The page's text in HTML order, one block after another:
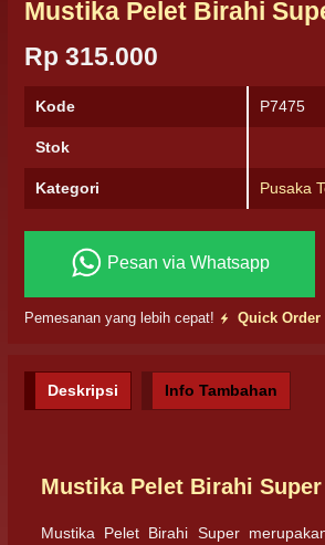
Mustika Pelet Birahi
Rp 315.000
Kode P7475
Stok
Kategori Pusaka
Pesan via Whatsapp
Pemesanan yang lebih cepat! Quick Order
Deskripsi Info Tambahan
Mustika Pelet Birahi Super
Mustika Pelet Birahi Super